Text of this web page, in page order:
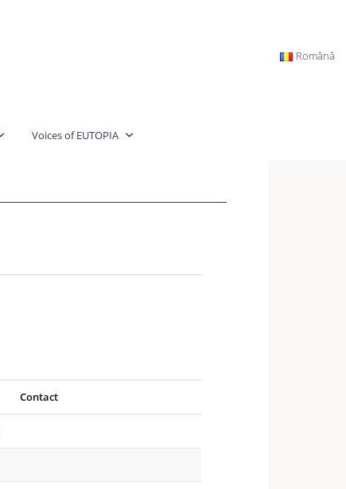
Voices of EUTOPIA
Română
Contact